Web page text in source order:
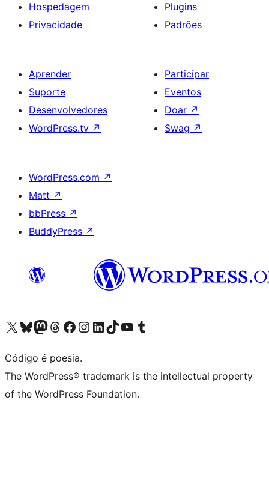
Hospedagem
Privacidade
Plugins
Padrões
Aprender
Suporte
Desenvolvedores
WordPress.tv ↗
Participar
Eventos
Doar ↗
Swag ↗
WordPress.com ↗
Matt ↗
bbPress ↗
BuddyPress ↗
Acessar nossa conta do X (antigo Twitter)
Acessar nossa conta do Bluesky
Acessar nossa conta do Mastodon
Acessar nossa conta do Threads
Acessar nossa página do Facebook
Acessar nossa conta do Instagram
Acessar nossa conta do LinkedIn
Acessar nossa conta do TikTok
Acessar nosso canal do YouTube
Acessar nossa conta no Tumblr
Código é poesia.
The WordPress® trademark is the intellectual property
of the WordPress Foundation.